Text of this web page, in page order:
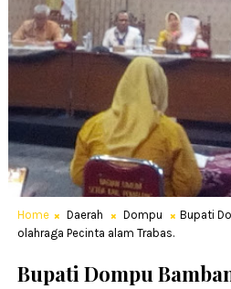
Home Daerah Dompu
Bupati
olahraga Pecinta alam Trabas.
Bupati Dompu